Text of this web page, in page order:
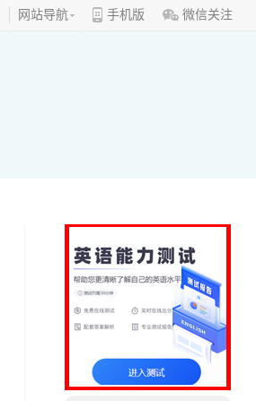
网站导航 手机版 微信关注